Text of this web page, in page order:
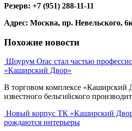
Резерв: +7 (951) 288-11-11
Адрес: Москва, пр. Невельского,
Похожие новости
Шоурум Orac стал частью
«Каширский Двор»
В торговом комплексе «Каширский
известного бельгийского
Новый корпус ТК «Каширский
рождаются интерьеры